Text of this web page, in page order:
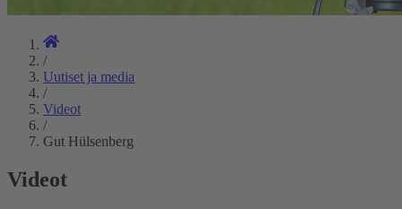
/
Uutiset ja media
/
Videot
/
Gut Hülsenberg
Videot